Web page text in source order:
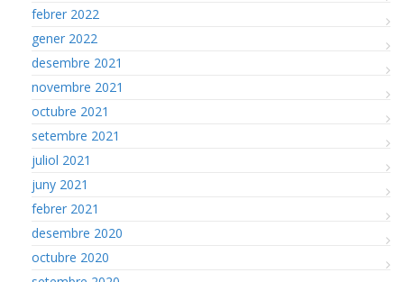
febrer 2022
gener 2022
desembre 2021
novembre 2021
octubre 2021
setembre 2021
juliol 2021
juny 2021
febrer 2021
desembre 2020
octubre 2020